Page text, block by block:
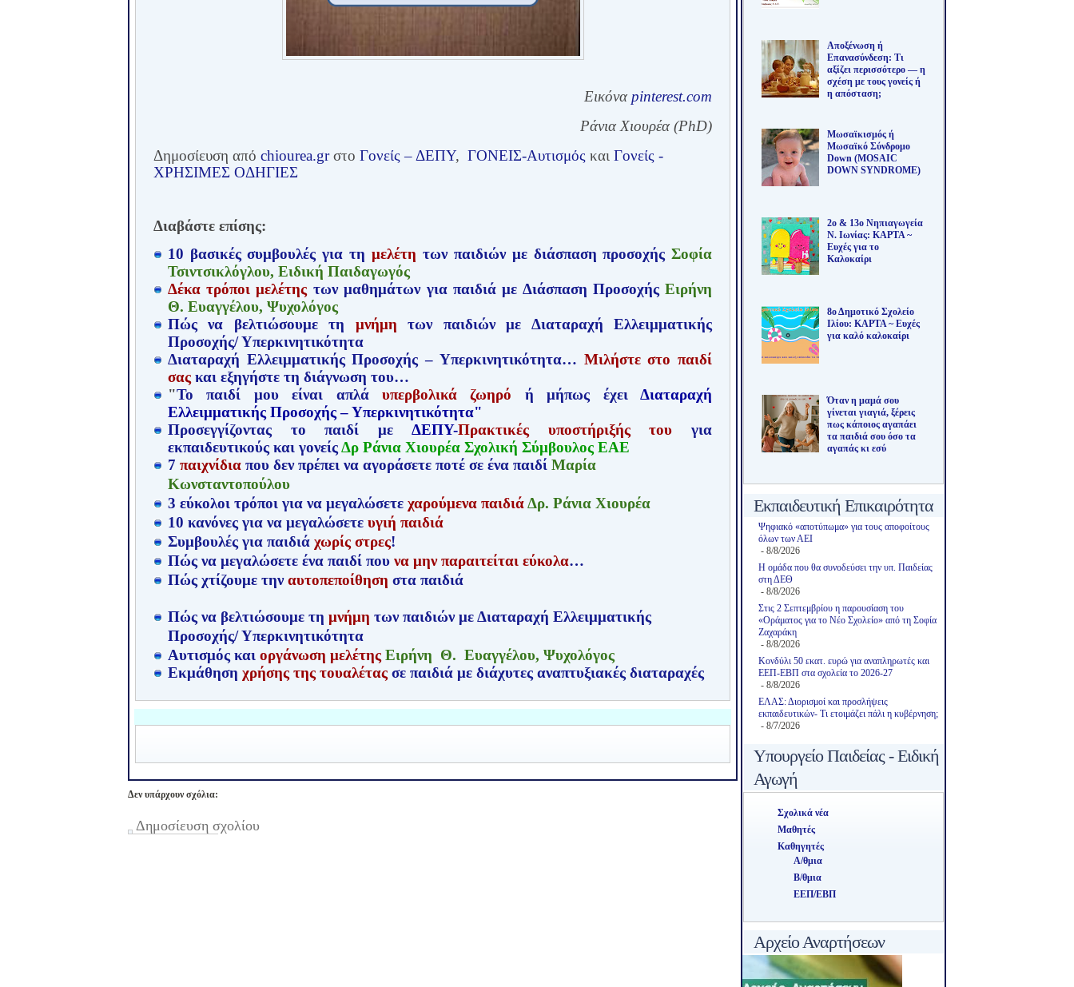
Εικόνα pinterest.com
Ράνια Χιουρέα (PhD)
Δημοσίευση από chiourea.grστο Γονείς – ΔΕΠΥ, ΓΟΝΕΙΣ-Αυτισμός και Γονείς -
ΧΡΗΣΙΜΕΣ ΟΔΗΓΙΕΣ
Διαβάστε επίσης:
10 βασικές συμβουλές για τημελέτη των παιδιών με διάσπαση προσοχήςΣοφία
Τσιντσικλόγλου, Ειδική Παιδαγωγός
Δέκα τρόποι μελέτης των μαθημάτων για παιδιά με Διάσπαση ΠροσοχήςΕιρήνη
Θ. Ευαγγέλου, Ψυχολόγος
Πώς να βελτιώσουμε τη μνήμη των παιδιών με Διαταραχή Ελλειμματικής
Προσοχής/ Υπερκινητικότητα
Διαταραχή Ελλειμματικής Προσοχής – Υπερκινητικότητα… Μιλήστε στο παιδί
σαςκαι εξηγήστε τη διάγνωση του…
"Το παιδί μου είναι απλά υπερβολικά ζωηρό ή μήπως έχειΔιαταραχή
Ελλειμματικής Προσοχής – Υπερκινητικότητα"
Προσεγγίζοντας το παιδί με ΔΕΠΥ-Πρακτικές υποστήριξής του για
εκπαιδευτικούς και γονείς Δρ Ράνια Χιουρέα Σχολική Σύμβουλος ΕΑΕ
7 παιχνίδιαπου δεν πρέπει να αγοράσετε ποτέ σε ένα παιδί Μαρία
Κωνσταντοπούλου
3 εύκολοι τρόποι για να μεγαλώσετε χαρούμενα παιδιά Δρ. Ράνια Χιουρέα
10 κανόνες για να μεγαλώσετε υγιή παιδιά
Συμβουλές για παιδιά χωρίς στρες!
Πώς να μεγαλώσετε ένα παιδί που να μην παραιτείται εύκολα…
Πώς χτίζουμε τηναυτοπεποίθηση στα παιδιά
Πώς να βελτιώσουμε τη μνήμη των παιδιών με Διαταραχή Ελλειμματικής
Προσοχής/ Υπερκινητικότητα
Αυτισμός και οργάνωση μελέτης Ειρήνη Θ. Ευαγγέλου, Ψυχολόγος
Εκμάθηση χρήσης της τουαλέταςσε παιδιά με διάχυτες αναπτυξιακές διαταραχές
Δεν υπάρχουν σχόλια:
Δημοσίευση σχολίου
Αποξένωση ή
Επανασύνδεση: Τι
αξίζει περισσότερο — η
σχέση με τους γονείς ή
η απόσταση;
Μωσαϊκισμός ή
Μωσαϊκό Σύνδρομο
Down (MOSAIC
DOWN SYNDROME)
2ο & 13ο Νηπιαγωγεία
Ν. Ιωνίας: ΚΑΡΤΑ ~
Ευχές για το
Καλοκαίρι
8ο Δημοτικό Σχολείο
Ιλίου: ΚΑΡΤΑ ~ Ευχές
για καλό καλοκαίρι
Όταν η μαμά σου
γίνεται γιαγιά, ξέρεις
πως κάποιος αγαπάει
τα παιδιά σου όσο τα
αγαπάς κι εσύ
Εκπαιδευτική Επικαιρότητα
Ψηφιακό «αποτύπωμα» για τους αποφοίτους
όλων των ΑΕΙ
- 8/8/2026
Η ομάδα που θα συνοδεύσει την υπ. Παιδείας
στη ΔΕΘ
- 8/8/2026
Στις 2 Σεπτεμβρίου η παρουσίαση του
«Οράματος για το Νέο Σχολείο» από τη Σοφία
Ζαχαράκη
- 8/8/2026
Κονδύλι 50 εκατ. ευρώ για αναπληρωτές και
ΕΕΠ-ΕΒΠ στα σχολεία το 2026-27
- 8/8/2026
ΕΛΑΣ: Διορισμοί και προσλήψεις
εκπαιδευτικών- Τι ετοιμάζει πάλι η κυβέρνηση;
- 8/7/2026
Υπουργείο Παιδείας - Ειδική
Αγωγή
Σχολικά νέα
Μαθητές
Καθηγητές
Α/θμια
Β/θμια
ΕΕΠ/ΕΒΠ
Αρχείο Αναρτήσεων